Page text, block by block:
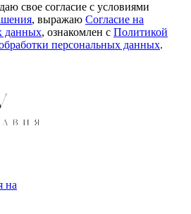
свое согласие с условиями
, выражаю Согласие на
данных, ознакомлен с Политикой
персональных данных.
на